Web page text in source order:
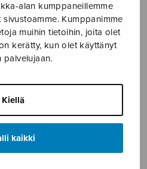
alan kumppaneillemme
Kumppanimme
muihin tietoihin, joita olet
kerätty, kun olet käyttänyt
palvelujaan.
Kiellä
kaikki